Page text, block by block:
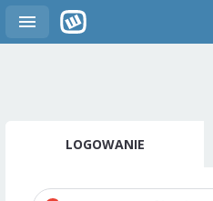
LOGOWANIE